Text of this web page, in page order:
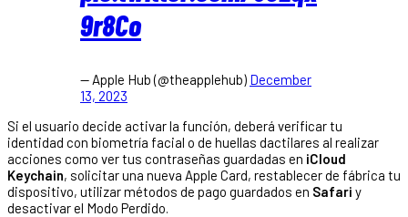
9r8Co
— Apple Hub (@theapplehub) December
13, 2023
Si el usuario decide activar la función, deberá verificar tu
identidad con biometría facial o de huellas dactilares al realizar
acciones como ver tus contraseñas guardadas en iCloud
Keychain, solicitar una nueva Apple Card, restablecer de fábrica tu
dispositivo, utilizar métodos de pago guardados en Safari y
desactivar el Modo Perdido.